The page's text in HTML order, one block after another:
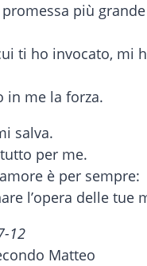
più
ti ho invocato, mi
in me la forza.
salva.
per me.
è per sempre:
l’opera delle tue
12
Matteo